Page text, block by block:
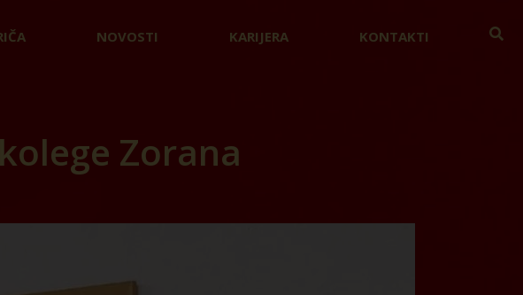
NOVOSTI KARIJERA KONTAKTI
Zorana